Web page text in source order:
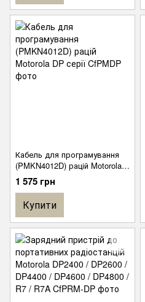
Кабель для програмування
(PMKN4012D) рацій Motorola
DP серії
1 575 грн
Купити